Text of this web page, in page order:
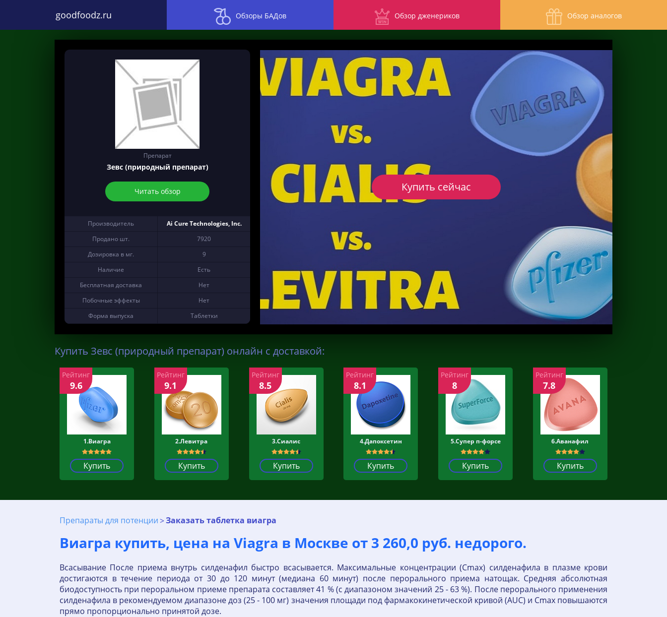
goodfoodz.ru Обзоры БАДов Обзор дженериков Обзор аналогов
Препарат
Зевс (природный препарат)
Читать обзор
Производитель
Ai Cure Technologies, Inc.
Продано шт.
7920
Дозировка в мг.
9
Наличие
Есть
Бесплатная доставка
Нет
Побочные эффекты
Нет
Форма выпуска
Таблетки
Купить сейчас
Купить Зевс (природный препарат) онлайн с доставкой:
1.Виагра
Купить
Рейтинг
9.6
2.Левитра
Купить
Рейтинг
9.1
3.Сиалис
Купить
Рейтинг
8.5
4.Дапоксетин
Купить
Рейтинг
8.1
5.Супер п-форсе
Купить
Рейтинг
8
6.Аванафил
Купить
Рейтинг
7.8
Препараты для потенции Заказать таблетка виагра
Виагра купить, цена на Viagra в Москве от 3 260,0 руб. недорого.
Всасывание После приема внутрь силденафил быстро всасывается. Максимальные концентрации (Cmax) силденафила в плазме крови
достигаются в течение периода от 30 до 120 минут (медиана 60 минут) после перорального приема натощак. Средняя абсолютная
биодоступность при пероральном приеме препарата составляет 41 % (с диапазоном значений 25 - 63 %). После перорального применения
силденафила в рекомендуемом диапазоне доз (25 - 100 мг) значения площади под фармакокинетической кривой (AUC) и Cmax повышаются
прямо пропорционально принятой дозе.